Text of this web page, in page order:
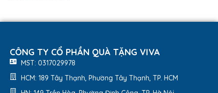
CÔNG TY CỔ PHẦN QUÀ TẶNG VIVA
MST: 0317029978
HCM: 189 Tây Thạnh, Phường Tây Thạnh, TP. HCM